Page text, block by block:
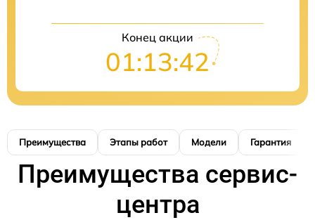
Конец акции
01:13:41
Преимущества Этапы работ Модели Гарантия
Преимущества сервис-
центра